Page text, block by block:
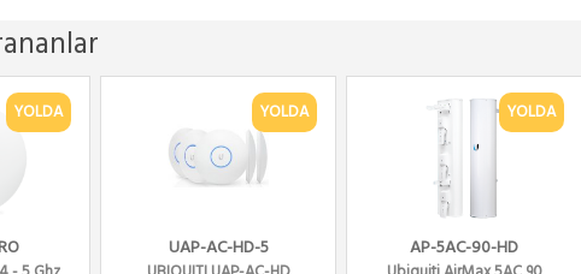
YOLDA YOLDA
UAP-AC-HD-5
YOLDA
AP-5AC-90-HD